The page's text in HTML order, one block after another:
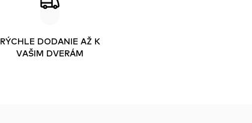
RÝCHLE DODANIE AŽ K
VAŠIM DVERÁM